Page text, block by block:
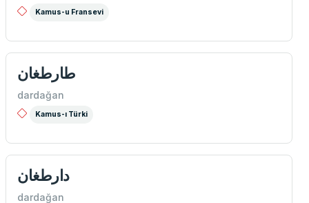
Kamus-u Fransevi
طارطغان
dardağan
Kamus-ı Türki
دارطغان
dardağan